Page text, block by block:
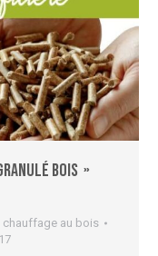
bois »
chauffage au bois